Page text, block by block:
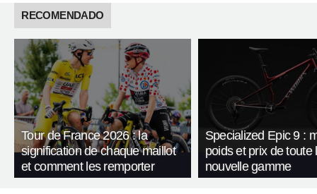
RECOMENDADO
Tour de France 2026 : la
signification de chaque maillot
et comment les remporter
Specialized Epic 9 :
poids et prix de toute
nouvelle gamme